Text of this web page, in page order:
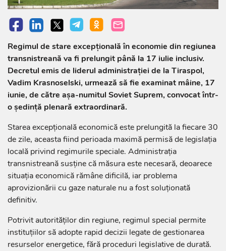
Regimul de stare excepțională în economie din regiunea
transnistreană va fi prelungit până la 17 iulie inclusiv.
Decretul emis de liderul administrației de la Tiraspol,
Vadim Krasnoselski, urmează să fie examinat mâine, 17
iunie, de către așa-numitul Soviet Suprem, convocat într-
o ședință plenară extraordinară.
Starea excepțională economică este prelungită la fiecare 30
de zile, aceasta fiind perioada maximă permisă de legislația
locală privind regimurile speciale. Administrația
transnistreană susține că măsura este necesară, deoarece
situația economică rămâne dificilă, iar problema
aprovizionării cu gaze naturale nu a fost soluționată
definitiv.
Potrivit autorităților din regiune, regimul special permite
instituțiilor să adopte rapid decizii legate de gestionarea
resurselor energetice, fără proceduri legislative de durată.